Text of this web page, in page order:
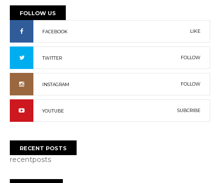
FOLLOW US
FACEBOOK LIKE
TWITTER FOLLOW
INSTAGRAM FOLLOW
YOUTUBE SUBCRIBE
RECENT POSTS
recentposts